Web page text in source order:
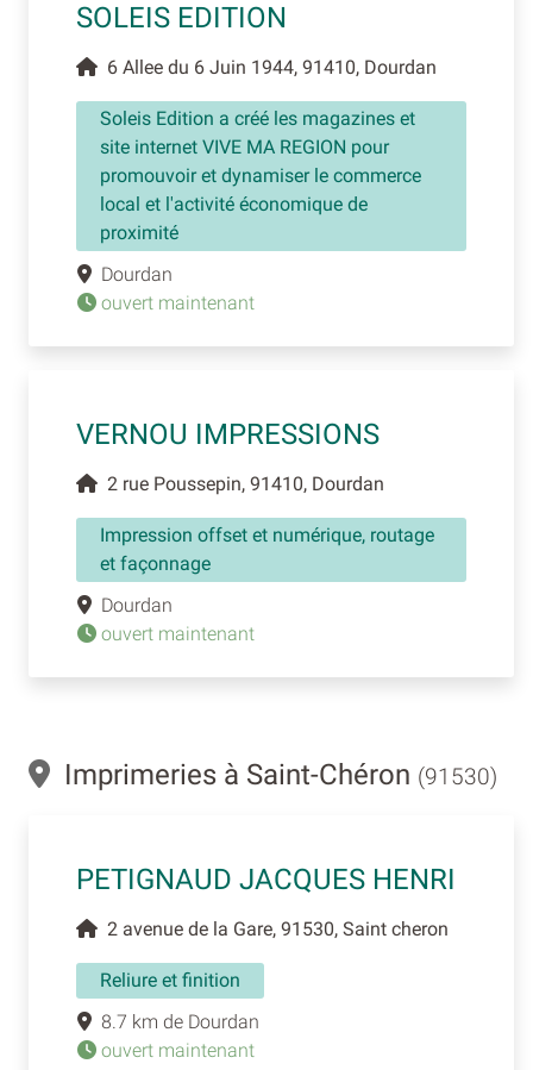
SOLEIS EDITION
6 Allee du 6 Juin 1944, 91410, Dourdan
Soleis Edition a créé les magazines et
site internet VIVE MA REGION pour
promouvoir et dynamiser le commerce
local et l'activité économique de
proximité
Dourdan
ouvert maintenant
VERNOU IMPRESSIONS
2 rue Poussepin, 91410, Dourdan
Impression offset et numérique, routage
et façonnage
Dourdan
ouvert maintenant
Imprimeries à Saint-Chéron (91530)
PETIGNAUD JACQUES HENRI
2 avenue de la Gare, 91530, Saint cheron
Reliure et finition
8.7 km de Dourdan
ouvert maintenant